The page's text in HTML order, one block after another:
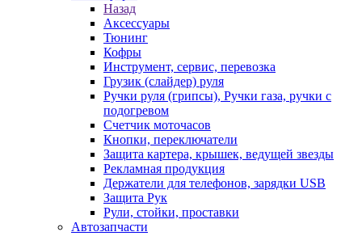
Назад
Аксессуары
Тюнинг
Кофры
Инструмент, сервис, перевозка
Грузик (слайдер) руля
Ручки руля (грипсы), Ручки газа, ручки с
подогревом
Счетчик моточасов
Кнопки, переключатели
Защита картера, крышек, ведущей звезды
Рекламная продукция
Держатели для телефонов, зарядки USB
Защита Рук
Рули, стойки, проставки
Автозапчасти